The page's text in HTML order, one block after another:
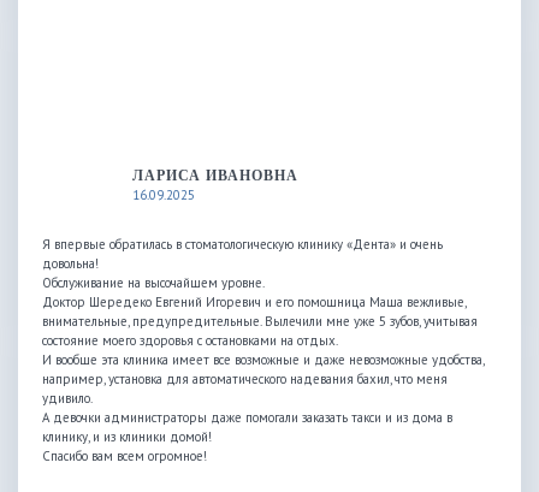
ЛАРИСА ИВАНОВНА
16.09.2025
Я впервые обратилась в стоматологическую клинику «Дента» и очень
довольна!
Обслуживание на высочайшем уровне.
Доктор Шередеко Евгений Игоревич и его помощница Маша вежливые,
внимательные, предупредительные. Вылечили мне уже 5 зубов, учитывая
состояние моего здоровья с остановками на отдых.
И вообще эта клиника имеет все возможные и даже невозможные удобства,
например, установка для автоматического надевания бахил, что меня
удивило.
А девочки администраторы даже помогали заказать такси и из дома в
клинику, и из клиники домой!
Спасибо вам всем огромное!